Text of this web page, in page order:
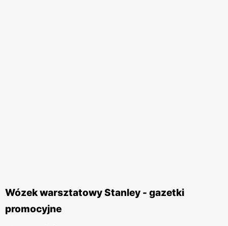
Wózek warsztatowy Stanley - gazetki
promocyjne